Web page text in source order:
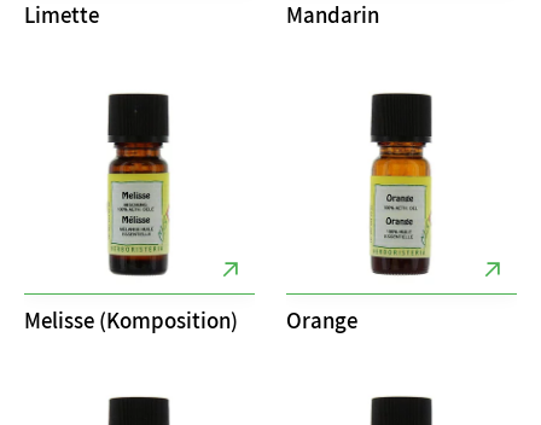
Limette Mandarin
Melisse (Komposition) Orange